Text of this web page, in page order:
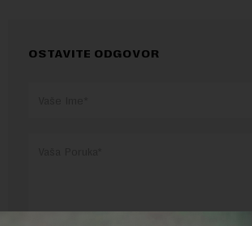
OSTAVITE ODGOVOR